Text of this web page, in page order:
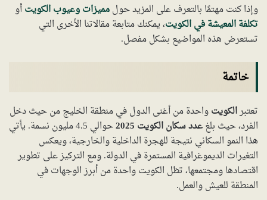
وإذا كنت مهتمًا بالتعرف على المزيد حولمميزات وعيوب الكويتأو
تكلفة المعيشة في الكويت، يمكنك متابعة مقالاتنا الأخرى التي
تستعرض هذه المواضيع بشكل مفصل.
خاتمة
تعتبرالكويتواحدة من أغنى الدول في منطقة الخليج من حيث دخل
الفرد، حيث بلغعدد سكان الكويت 2025
حوالي 4.5 مليون نسمة. يأتي
هذا النمو السكاني نتيجة للهجرة الداخلية والخارجية، ويعكس
التغيرات الديموغرافية المستمرة في الدولة. ومع التركيز على تطوير
اقتصادها ومجتمعها، تظل الكويت واحدة من أبرز الوجهات في
المنطقة للعيش والعمل.